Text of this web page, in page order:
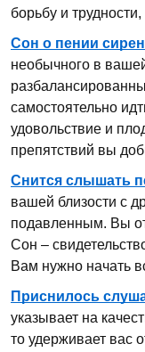
борьбу и
Сон о пении сирен
необычного в
самостоятельно
удовольствие и
препятствий вы
Снится слышать
вашей близости с
подавленным. Вы
Сон –
Вам нужно начать
Приснилось
указывает на
то удерживает вас